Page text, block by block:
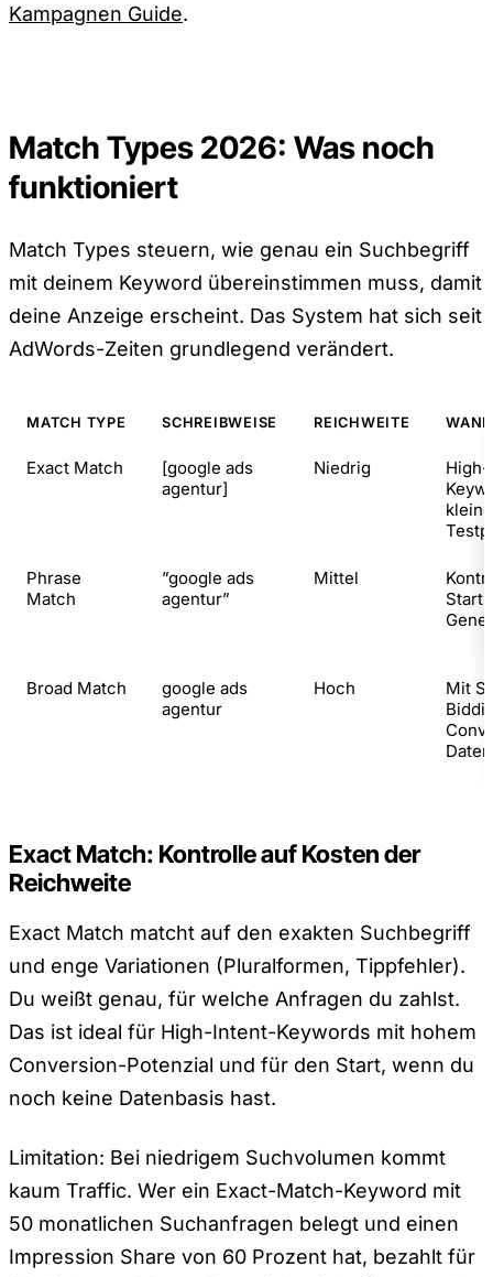
Kampagnen Guide.
Match Types 2026: Was noch
funktioniert
Match Types steuern, wie genau ein Suchbegriff
mit deinem Keyword übereinstimmen muss, damit
deine Anzeige erscheint. Das System hat sich seit
AdWords-Zeiten grundlegend verändert.
MATCH TYPE SCHREIBWEISE REICHWEITE
Exact Match
[google ads
agentur]
Niedrig
Phrase
Match
”google ads
agentur”
Mittel
Start,
Broad Match
google ads
agentur
Hoch
Mit
Daten
Exact Match: Kontrolle auf Kosten der
Reichweite
Exact Match matcht auf den exakten Suchbegriff
und enge Variationen (Pluralformen, Tippfehler).
Du weißt genau, für welche Anfragen du zahlst.
Das ist ideal für High-Intent-Keywords mit hohem
Conversion-Potenzial und für den Start, wenn du
noch keine Datenbasis hast.
Limitation: Bei niedrigem Suchvolumen kommt
kaum Traffic. Wer ein Exact-Match-Keyword mit
50 monatlichen Suchanfragen belegt und einen
Impression Share von 60 Prozent hat, bezahlt für